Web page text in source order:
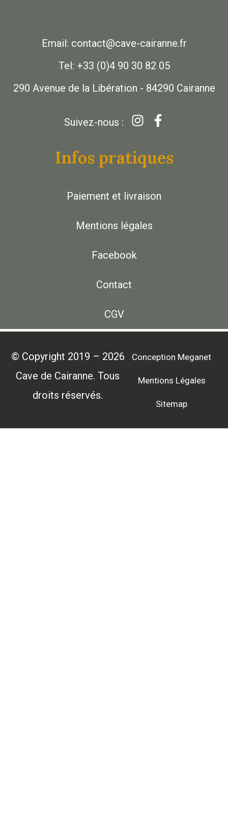
Email: contact@cave-cairanne.fr
Tel: +33 (0)4 90 30 82 05
290 Avenue de la Libération - 84290 Cairanne
Suivez-nous :
Infos pratiques
Paiement et livraison
Mentions légales
Facebook
Contact
CGV
© Copyright 2019 – 2026
Cave de Cairanne. Tous
droits réservés.
Conception Meganet
Mentions Légales
Sitemap